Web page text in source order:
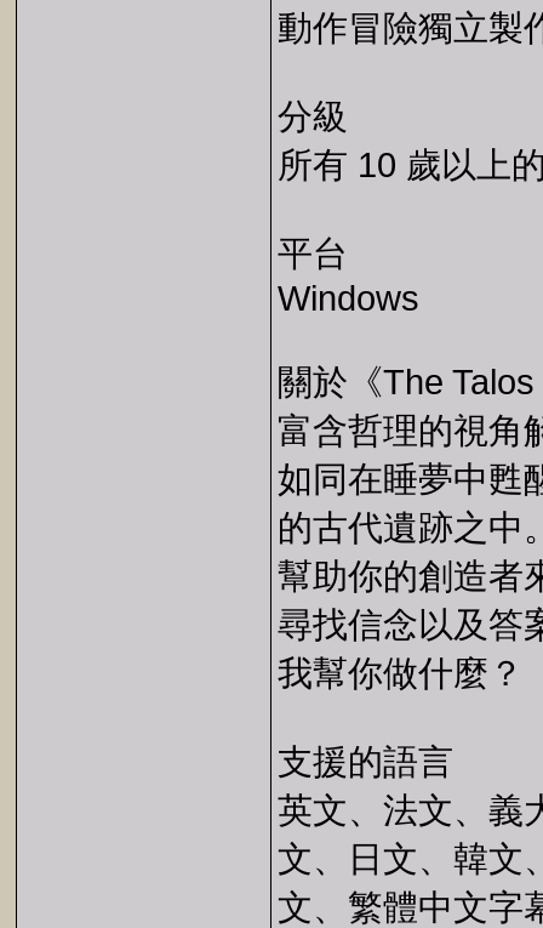
動作冒險獨立製
分級
所有 10 歲以上
平台
Windows
關於《The
富含哲理的視角
如同在睡夢中甦
的古代遺跡之中
幫助你的創造者
尋找信念以及答
我幫你做什麼？
支援的語言
英文、法文、義
文、日文、韓文
文、繁體中文字